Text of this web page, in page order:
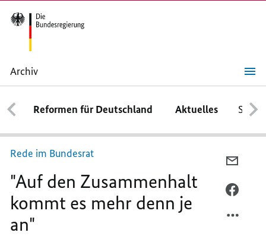
Archiv
"Auf
den
Zusammenhalt
kommt
es
mehr
denn
je
Reformen für Deutschland Aktuelles
Rede im Bundesrat
"Auf den Zusammenhalt
kommt es mehr denn je
an"